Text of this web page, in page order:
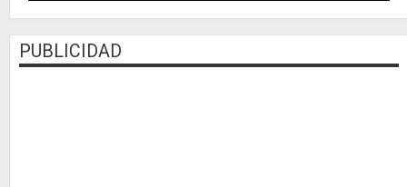
PUBLICIDAD